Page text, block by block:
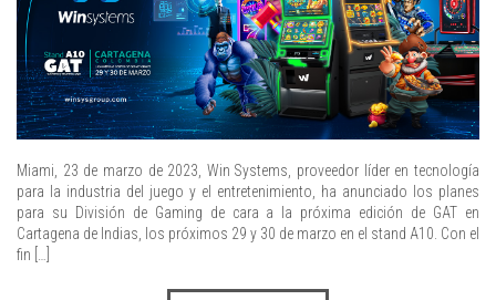
Miami, 23 de marzo de 2023, Win Systems, proveedor líder en tecnología
para la industria del juego y el entretenimiento, ha anunciado los planes
para su División de Gaming de cara a la próxima edición de GAT en
Cartagena de Indias, los próximos 29 y 30 de marzo en el stand A10. Con el
fin […]